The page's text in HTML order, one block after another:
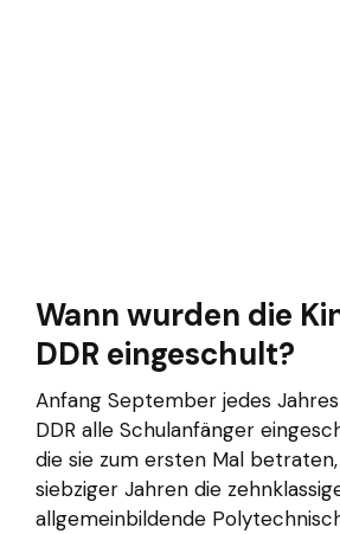
Wann wurden die
DDR eingeschult?
Anfang September jedes
DDR alle Schulanfänger
die sie zum ersten Mal
siebziger Jahren die
allgemeinbildende